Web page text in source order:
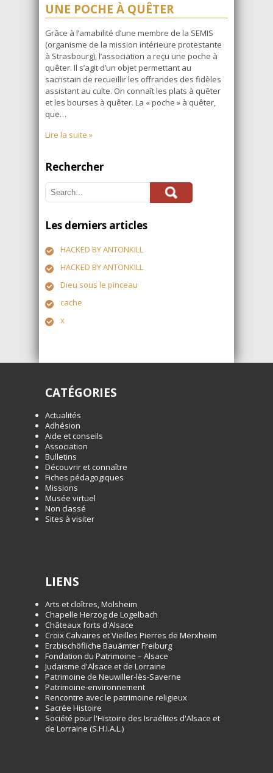
UNE POCHE À QUÊTER
Grâce à l’amabilité d’une membre de la SEMIS
(organisme de la mission intérieure protestante
à Strasbourg), l’association a reçu une poche à
quêter. Il s’agit d’un objet permettant au
sacristain de recueillir les offrandes des fidèles
assistant au culte. On connaît les plats à quêter
et les bourses à quêter. La « poche » à quêter,
que…
Lire la suite »
Rechercher
Les derniers articles
HACKED BY ANTONKILL
HACKED BY ANTONKILL
Dieu sous le pinceau
cache
x
CATÉGORIES
Actualités
Adhésion
Aide et conseils
Association
Bulletins
Découvrir et connaître
Fiches pédagogiques
Missions
Musée virtuel
Non classé
Sites à visiter
LIENS
Arts et cloîtres, Molsheim
Chapelle Herzog de Logelbach
Châteaux forts d'Alsace
Croix Calvaires et Vieilles Pierres de Merxheim
Erzbischöfliche Bauämter Freiburg
Fondation du Patrimoine – Alsace
Judaïsme d'Alsace et de Lorraine
Patrimoine de Neuwiller-lès-Saverne
Patrimoine-environnement
Rencontre avec le patrimoine religieux
Sacrée Histoire
Société pour l'Histoire des Israélites d'Alsace et
de Lorraine (S.H.I.A.L.)